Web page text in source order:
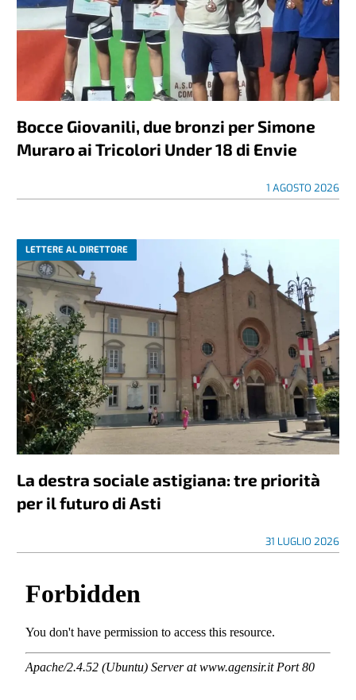
Bocce Giovanili, due bronzi per Simone
Muraro ai Tricolori Under 18 di Envie
1 AGOSTO 2026
LETTERE AL DIRETTORE
La destra sociale astigiana: tre priorità
per il futuro di Asti
31 LUGLIO 2026